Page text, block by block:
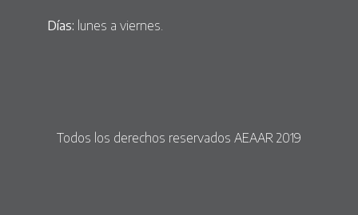
Días: lunes a viernes.
Todos los derechos reservados AEAAR 2019